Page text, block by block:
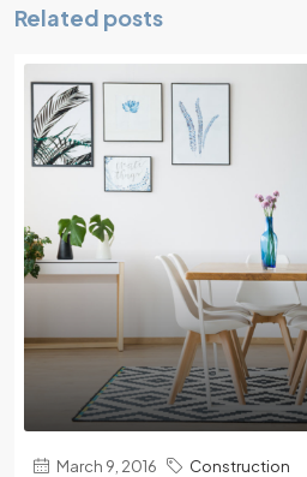
Related posts
March 9, 2016 Construction